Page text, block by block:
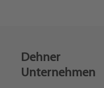
Dehner
Unternehmen